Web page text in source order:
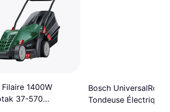
Filaire 1400W
37-570
Bosch
Tondeuse Électrique